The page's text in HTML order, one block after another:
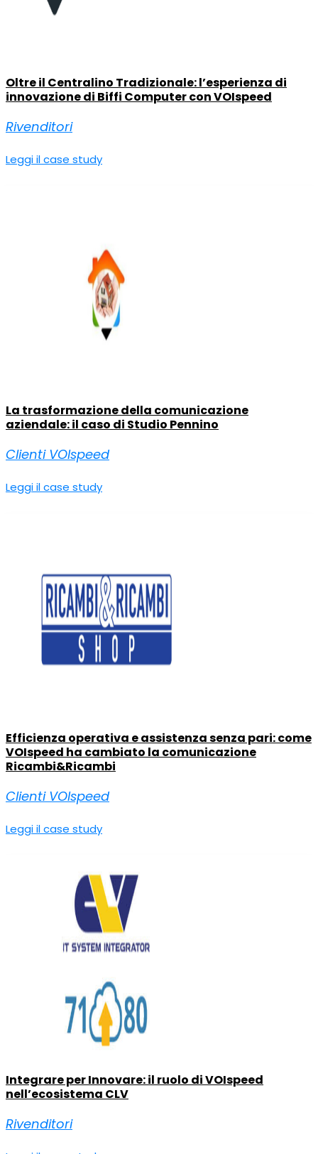
Oltre il Centralino Tradizionale: l’esperienza di
innovazione di Biffi Computer con VOIspeed
Rivenditori
Leggi il case study
La trasformazione della comunicazione
aziendale: il caso di Studio Pennino
Clienti VOIspeed
Leggi il case study
Efficienza operativa e assistenza senza pari: come
VOIspeed ha cambiato la comunicazione
Ricambi&Ricambi
Clienti VOIspeed
Leggi il case study
Integrare per Innovare: il ruolo di VOIspeed
nell’ecosistema CLV
Rivenditori